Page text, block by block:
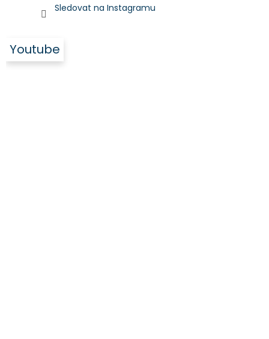
Sledovat na Instagramu
Youtube